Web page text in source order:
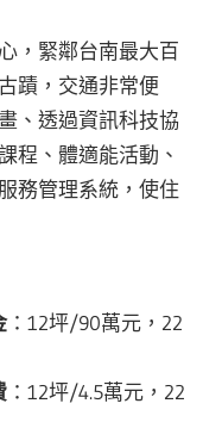
，緊鄰台南最大百
蹟，交通非常便
、透過資訊科技協
程、體適能活動、
務管理系統，使住
：12坪/90萬元，22
：12坪/4.5萬元，22